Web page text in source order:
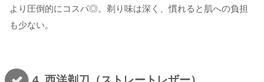
より圧倒的にコスパ◎。剃り味は深く、慣れると肌への負担
も少ない。